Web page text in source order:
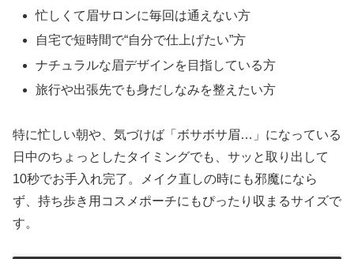
忙しくて眉サロンに毎回は通えない方
自宅で短時間で“自分で仕上げたい”方
ナチュラルな眉デザインを目指している方
旅行や出張先でも身だしなみを整えたい方
特に忙しい朝や、気づけば「ボサボサ眉…」になっている
日中のちょっとしたタイミングでも、サッと取り出して
10秒でお手入れ完了。メイク直しの時にも邪魔になら
ず、持ち歩き用コスメポーチにもぴったり収まるサイズで
す。